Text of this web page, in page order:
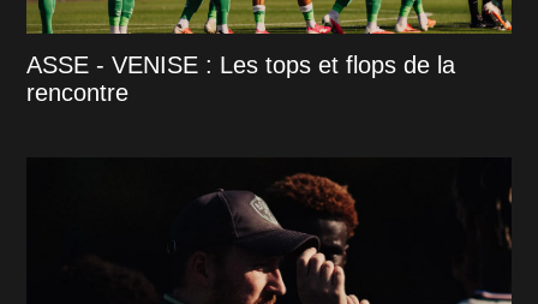
ASSE - VENISE : Les tops et flops de la
rencontre